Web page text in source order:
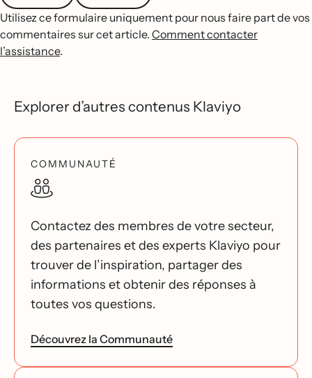
Utilisez ce formulaire uniquement pour nous faire part de vos
commentaires sur cet article. Comment contacter
l’assistance.
Explorer d’autres contenus Klaviyo
COMMUNAUTÉ
Contactez des membres de votre secteur,
des partenaires et des experts Klaviyo pour
trouver de l’inspiration, partager des
informations et obtenir des réponses à
toutes vos questions.
Découvrez la Communauté